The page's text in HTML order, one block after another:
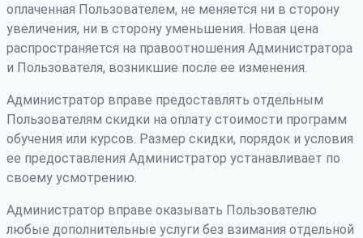
оплаченная Пользователем, не меняется ни в сторону
увеличения, ни в сторону уменьшения. Новая цена
распространяется на правоотношения Администратора
и Пользователя, возникшие после ее изменения.
Администратор вправе предоставлять отдельным
Пользователям скидки на оплату стоимости программ
обучения или курсов. Размер скидки, порядок и условия
ее предоставления Администратор устанавливает по
своему усмотрению.
Администратор вправе оказывать Пользователю
любые дополнительные услуги без взимания отдельной